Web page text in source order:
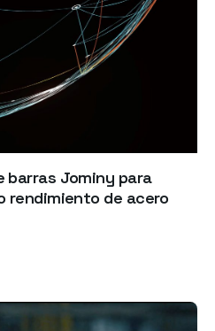
barras Jominy para
rendimiento de acero